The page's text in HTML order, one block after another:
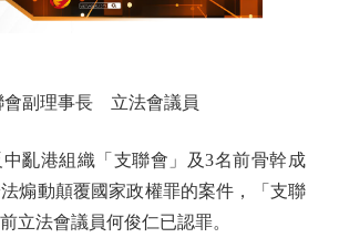
副理事長 立法會議員
港組織「支聯會」及3名前骨幹成
煽動顛覆國家政權罪的案件，「支聯
立法會議員何俊仁已認罪。